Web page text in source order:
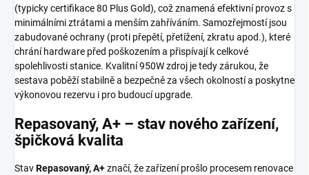
(typicky certifikace 80 Plus Gold), což znamená efektivní provoz s
minimálními ztrátami a menším zahříváním. Samozřejmostí jsou
zabudované ochrany (proti přepětí, přetížení, zkratu apod.), které
chrání hardware před poškozením a přispívají k celkové
spolehlivosti stanice. Kvalitní 950W zdroj je tedy zárukou, že
sestava poběží stabilně a bezpečně za všech okolností a poskytne
výkonovou rezervu i pro budoucí upgrade.
Repasovaný, A+ – stav nového zařízení,
špičková kvalita
StavRepasovaný, A+značí, že zařízení prošlo procesem renovace